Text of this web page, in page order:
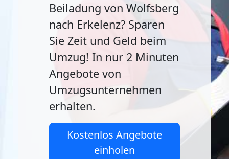
Beiladung von Wolfsberg
nach Erkelenz? Sparen
Sie Zeit und Geld beim
Umzug! In nur 2 Minuten
Angebote von
Umzugsunternehmen
erhalten.
Kostenlos Angebote
einholen